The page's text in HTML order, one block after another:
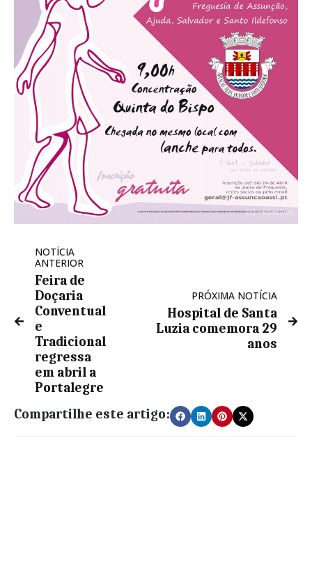
NOTÍCIA
ANTERIOR
Feira de
Doçaria
Conventual
e
Tradicional
regressa
em abril a
Portalegre
PRÓXIMA NOTÍCIA
Hospital de Santa
Luzia comemora 29
anos
Compartilhe este artigo: